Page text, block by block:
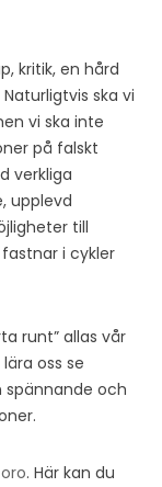
kritik, en hård
ska vi
vi ska inte
på falskt
verkliga
upplevd
till
i cykler
runt” allas vår
oss se
spännande och
. Här kan du